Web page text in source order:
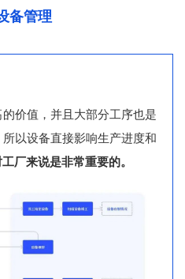
备管理
价值，并且大部分工序也是
以设备直接影响生产进度和
厂来说是非常重要的。